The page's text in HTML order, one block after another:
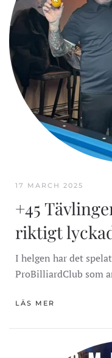
17 MARCH 2025
+45
riktigt
I helgen har det
ProBilliardClub som
LÄS MER